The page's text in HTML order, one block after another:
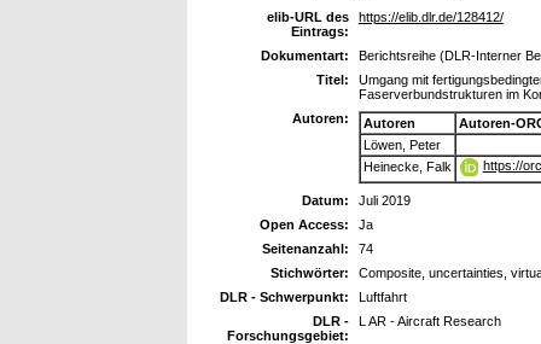
elib-URL des
Eintrags:
https://elib.dlr.de/128412/
Dokumentart:
Berichtsreihe (DLR-Interner
Titel:
Umgang mit
Faserverbundstrukturen im
Autoren:
Autoren
Autoren-
Löwen, Peter
Heinecke, Falk
https://
Datum:
Juli 2019
Open Access:
Ja
Seitenanzahl:
74
Stichwörter:
Composite, uncertainties,
DLR - Schwerpunkt:
Luftfahrt
DLR -
Forschungsgebiet:
L AR - Aircraft Research